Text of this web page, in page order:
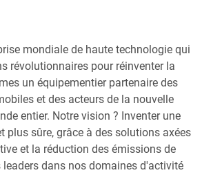
mondiale de haute technologie qui
révolutionnaires pour réinventer la
un équipementier partenaire des
et des acteurs de la nouvelle
entier. Notre vision ? Inventer une
plus sûre, grâce à des solutions axées
et la réduction des émissions de
leaders dans nos domaines d'activité